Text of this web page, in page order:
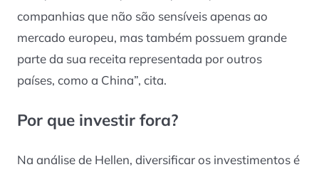
companhias que não são sensíveis apenas ao
mercado europeu, mas também possuem grande
parte da sua receita representada por outros
países, como a China”, cita.
Por que investir fora?
Na análise de Hellen, diversificar os investimentos é